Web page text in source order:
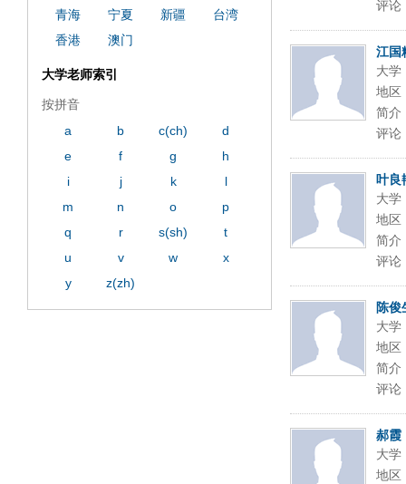
评论
江国
大学
地区
简介
评论
叶良
大学
地区
简介
评论
陈俊
大学
地区
简介
评论
郝霞
大学
地区
青海
宁夏 新疆
台湾
香港
澳门
大学老师索引
按拼音
a
b c(ch)
d
e
f g
h
i
j k
l
m
n o
p
q
r s(sh)
t
u
v w
x
y
z(zh)